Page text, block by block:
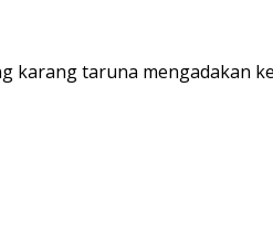
karang taruna mengadakan